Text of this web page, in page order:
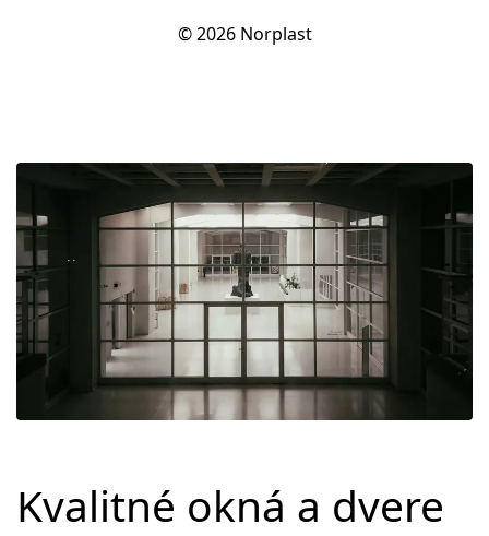
© 2026 Norplast
Kvalitné okná a dvere